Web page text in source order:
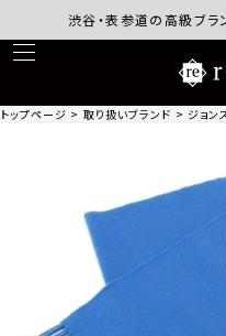
渋谷・表参道の高級ブラン
トップページ 取り扱いブランド ジョン